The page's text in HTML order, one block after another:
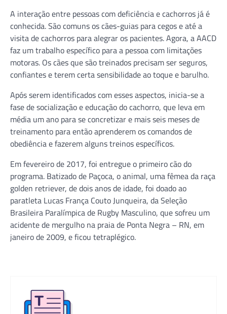
A interação entre pessoas com deficiência e cachorros já é
conhecida. São comuns os cães-guias para cegos e até a
visita de cachorros para alegrar os pacientes. Agora, a AACD
faz um trabalho específico para a pessoa com limitações
motoras. Os cães que são treinados precisam ser seguros,
confiantes e terem certa sensibilidade ao toque e barulho.
Após serem identificados com esses aspectos, inicia-se a
fase de socialização e educação do cachorro, que leva em
média um ano para se concretizar e mais seis meses de
treinamento para então aprenderem os comandos de
obediência e fazerem alguns treinos específicos.
Em fevereiro de 2017, foi entregue o primeiro cão do
programa. Batizado de Paçoca, o animal, uma fêmea da raça
golden retriever, de dois anos de idade, foi doado ao
paratleta Lucas França Couto Junqueira, da Seleção
Brasileira Paralímpica de Rugby Masculino, que sofreu um
acidente de mergulho na praia de Ponta Negra – RN, em
janeiro de 2009, e ficou tetraplégico.